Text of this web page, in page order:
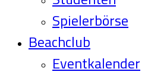
Spielerbörse
Beachclub
Eventkalender